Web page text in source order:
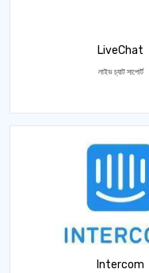
LiveChat
লাইভ চ্যাট সাপোর্ট
Intercom